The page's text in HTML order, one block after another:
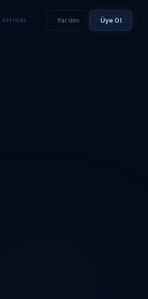
OFFICIAL Yardım Üye Ol